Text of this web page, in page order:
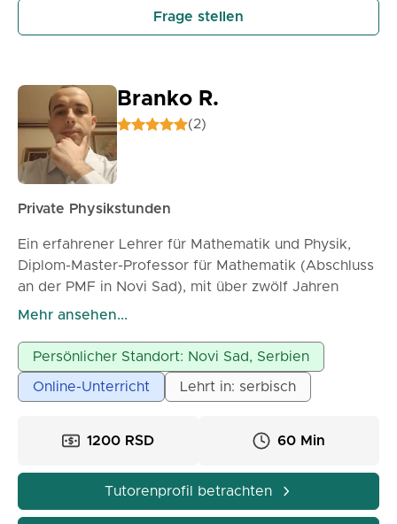
Frage stellen
Branko R.
(2)
Private Physikstunden
Ein erfahrener Lehrer für Mathematik und Physik,
Diplom-Master-Professor für Mathematik (Abschluss
an der PMF in Novi Sad), mit über zwölf Jahren
Berufserfahrung in Grundschulen und
Privatunterricht, bietet private Physikstunden für
Grund- und weiterführende Schüler an. Geduld und
Ausdauer in der Arbeit mit den Schülern sind die
Mehr ansehen...
Persönlicher Standort: Novi Sad, Serbien
Online-Unterricht Lehrt in: serbisch
1200 RSD 60 Min
Tutorenprofil betrachten